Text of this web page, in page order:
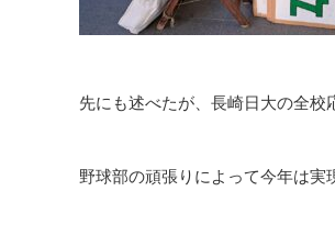
先にも述べたが、長崎日大の全校
野球部の頑張りによって今年は実